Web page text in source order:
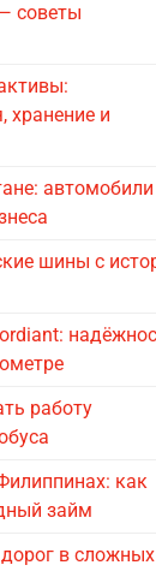
советы
хранение и
шины с
работу
как
займ
в сложных